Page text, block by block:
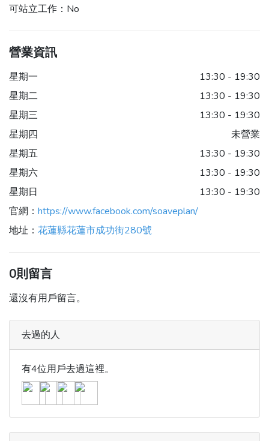
可站立工作： No
營業資訊
星期一
13:30 - 19:30
星期二
13:30 - 19:30
星期三
13:30 - 19:30
星期四
未營業
星期五
13:30 - 19:30
星期六
13:30 - 19:30
星期日
13:30 - 19:30
官網： https://www.facebook.com/soaveplan/
地址： 花蓮縣花蓮市成功街280號
0則留言
還沒有用戶留言。
去過的人
有4位用戶去過這裡。